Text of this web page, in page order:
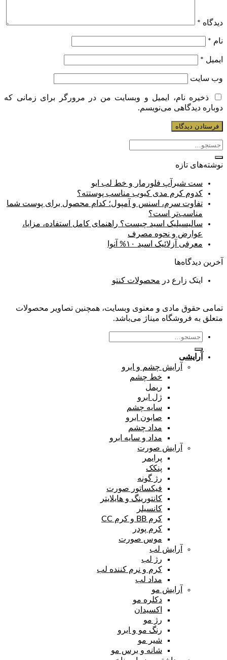
دیدگاه *
نام *
ایمیل *
وب‌ سایت
ذخیره نام، ایمیل و وبسایت من در مرورگر برای زمانی که
دوباره دیدگاهی می‌نویسم.
نوشته‌های تازه
ست شیرآپ فلورمار و خط لب ایو
کدوم کرم مدی کیوب مناسب پوستته؟
تفاوت سرم، اسنس و آمپول؛ کدام محصول برای پوست شما
مناسب‌تر است؟
سالیسیلیک اسید چیست؟ راهنمای کامل استفاده، مزایا،
عوارض و نحوه مصرف
معرفی آزلائیک اسید ۱۰% آنوا
آخرین دیدگاه‌ها
ایتک زارع در محصولات کنتو
تمامی حقوق مادی و معنوی وبسایت، همچنین تصاویر محصولات
متعلق به فروشگاه میناژ می‌باشد.
جستجو
برای:
آرایشی
آرایش چشم و ابرو
خط چشم
ریمل
ژل ابرو
سایه چشم
صابون ابرو
مداد چشم
مداد و سایه ابرو
آرایش صورت
پرایمر
پنکک
رژ گونه
فیکساتور صورت
کانتورینگ و هایلایتر
کانسیلر
کرم BB و کرم CC
کرم پودر
موس صورت
آرایش لب
رژ لب
کرم و نرم کننده لب
مداد لب
آرایش مو
دکلره مو
اکسیدان
رژ مو
رنگ مو و ابرو
شیر مو
شانه و برس مو